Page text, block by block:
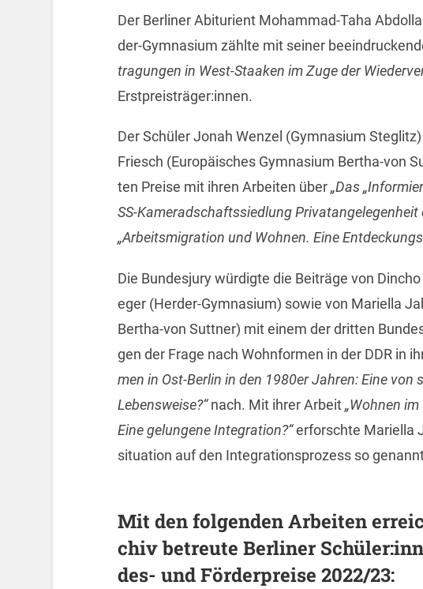
Der Ber­li­ner Ab­itu­ri­ent Mo­ham­mad-Ta­ha
der-Gym­na­si­um zähl­te mit sei­ner
tra­gun­gen in West-Staa­ken im Zuge der
Erst­preis­trä­ger:innen.
Der Schü­ler Jonah Wen­zel (Gym­na­si­um
Friesch (Eu­ro­päi­sches Gym­na­si­um Ber­tha-von
ten Prei­se mit ihren Ar­bei­ten über„Das
SS-Ka­me­rad­schafts­sied­lung
„Ar­beits­mi­gra­ti­on und Woh­nen. Eine
Die Bun­des­ju­ry wür­dig­te die Bei­trä­ge von
e­ger (Her­der-Gym­na­si­um) sowie von Ma­ri­el­la
Ber­tha-von Sutt­ner) mit einem der drit­ten
gen der Frage nach Wohn­for­men in der DDR in
men in Ost-Ber­lin in den 1980er Jah­ren: Eine
Le­bens­wei­se?“nach. Mit ihrer Ar­beit„Woh­nen
Eine ge­lun­ge­ne In­te­gra­ti­on?“er­forsch­te Ma­ri­el­la
si­tua­ti­on auf den In­te­gra­ti­ons­pro­zess so
Mit den fol­gen­den Ar­bei­ten
chiv be­treu­te Ber­li­ner
des- und För­der­prei­se 2022/23: